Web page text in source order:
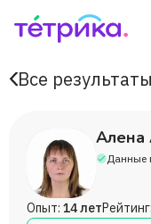
Все результаты
Алена
Данные
Опыт: 14 летРейтинг: